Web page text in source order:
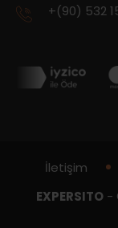
+(90) 532
İletişim
EXPERSITO-